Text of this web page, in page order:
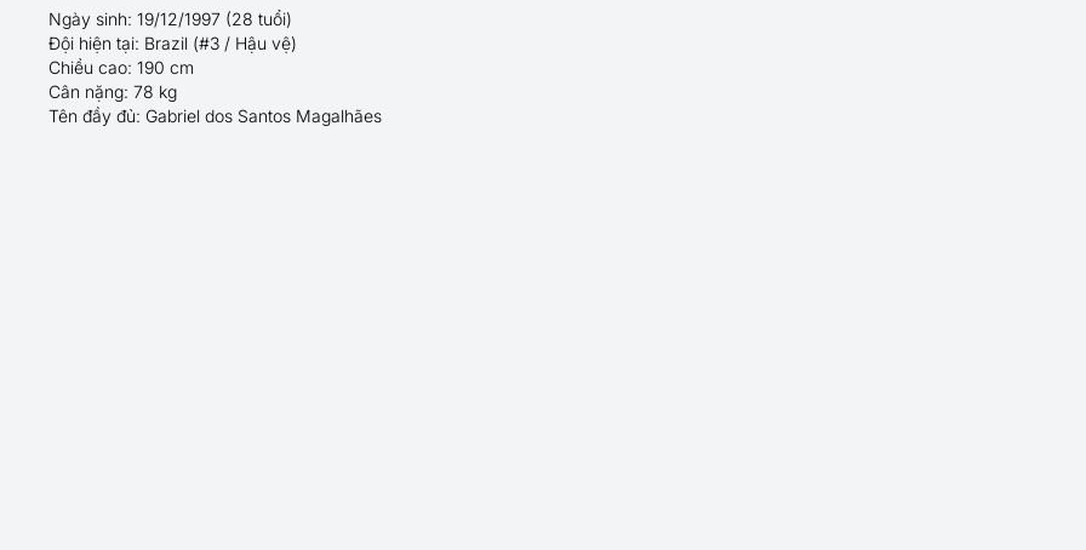
Ngày sinh: 19/12/1997 (28 tuổi)
Đội hiện tại: Brazil (#3 / Hậu vệ)
Chiều cao: 190 cm
Cân nặng: 78 kg
Tên đầy đủ: Gabriel dos Santos Magalhães